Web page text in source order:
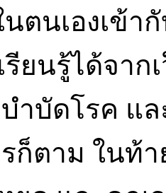
ตนเองเข้า
ยนรู้ได้จาก
ำบัดโรค แล
รก็ตาม ในท้